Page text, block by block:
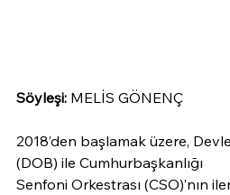
Söyleşi: MELİS GÖNENÇ
2018’den başlamak üzere,
(DOB) ile Cumhurbaşkanlığı
Senfoni Orkestrası (CSO)’nın